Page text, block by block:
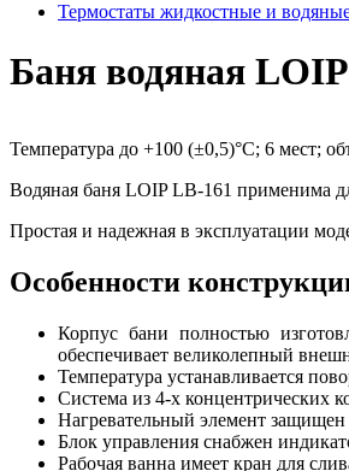
Термостаты жидкостные и
Баня водяная
Температура до +100 (±0,5)°С; 6 мест;
Водяная баня LOIP LB-161 применима
Простая и надежная в эксплуатации
Особенности
Корпус бани полностью
обеспечивает великолепный
Температура устанавливается
Система из 4-х концентрических
Нагревательный элемент защищен
Блок управления снабжен
Рабочая ванна имеет кран для